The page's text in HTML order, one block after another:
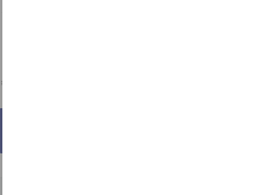
€ 20.40 (39.90 лв.)